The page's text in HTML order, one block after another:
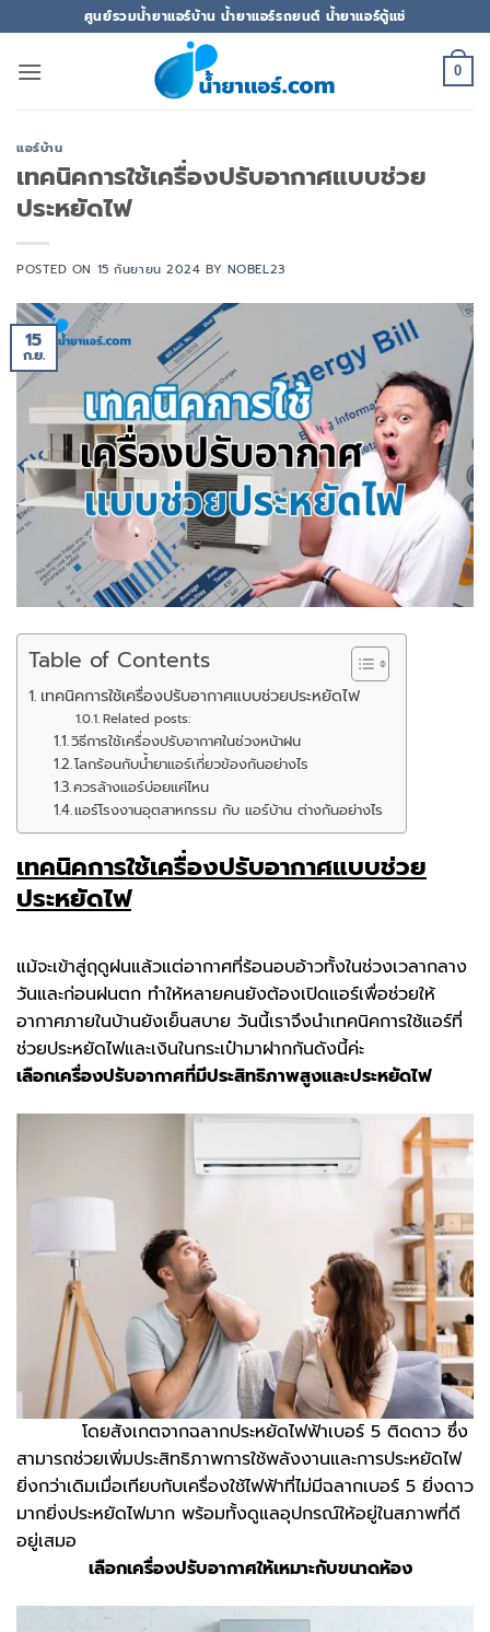
ไป
ยัง
ศูนย์รวมน้ำยาแอร์บ้าน น้ำยาแอร์รถยนต์ น้ำยาแอร์ตู้แช่
0
แอร์บ้าน
เทคนิคการใช้เครื่องปรับอากาศแบบช่วย
ประหยัดไฟ
POSTED ON 15 กันยายน 2024 BY NOBEL23
15
ก.ย.
Table of Contents
เทคนิคการใช้เครื่องปรับอากาศแบบช่วยประหยัดไฟ
Related posts:
วิธีการใช้เครื่องปรับอากาศในช่วงหน้าฝน
โลกร้อนกับน้ำยาแอร์เกี่ยวข้องกันอย่างไร
ควรล้างแอร์บ่อยแค่ไหน
แอร์โรงงานอุตสาหกรรม กับ แอร์บ้าน ต่างกันอย่างไร
เทคนิคการใช้เครื่องปรับอากาศแบบช่วย
ประหยัดไฟ
แม้จะเข้าสู่ฤดูฝนแล้วแต่อากาศที่ร้อนอบอ้าวทั้งในช่วงเวลากลาง
วันและก่อนฝนตก ทำให้หลายคนยังต้องเปิดแอร์เพื่อช่วยให้
อากาศภายในบ้านยังเย็นสบาย วันนี้เราจึงนำเทคนิคการใช้แอร์ที่
ช่วยประหยัดไฟและเงินในกระเป๋ามาฝากกันดังนี้ค่ะ
เลือกเครื่องปรับอากาศที่มีประสิทธิภาพสูงและประหยัดไฟ
โดยสังเกตจากฉลากประหยัดไฟฟ้าเบอร์ 5 ติดดาว ซึ่ง
สามารถช่วยเพิ่มประสิทธิภาพการใช้พลังงานและการประหยัดไฟ
ยิ่งกว่าเดิมเมื่อเทียบกับเครื่องใช้ไฟฟ้าที่ไม่มีฉลากเบอร์ 5 ยิ่งดาว
มากยิ่งประหยัดไฟมาก พร้อมทั้งดูแลอุปกรณ์ให้อยู่ในสภาพที่ดี
อยู่เสมอ
เลือกเครื่องปรับอากาศให้เหมาะกับขนาดห้อง